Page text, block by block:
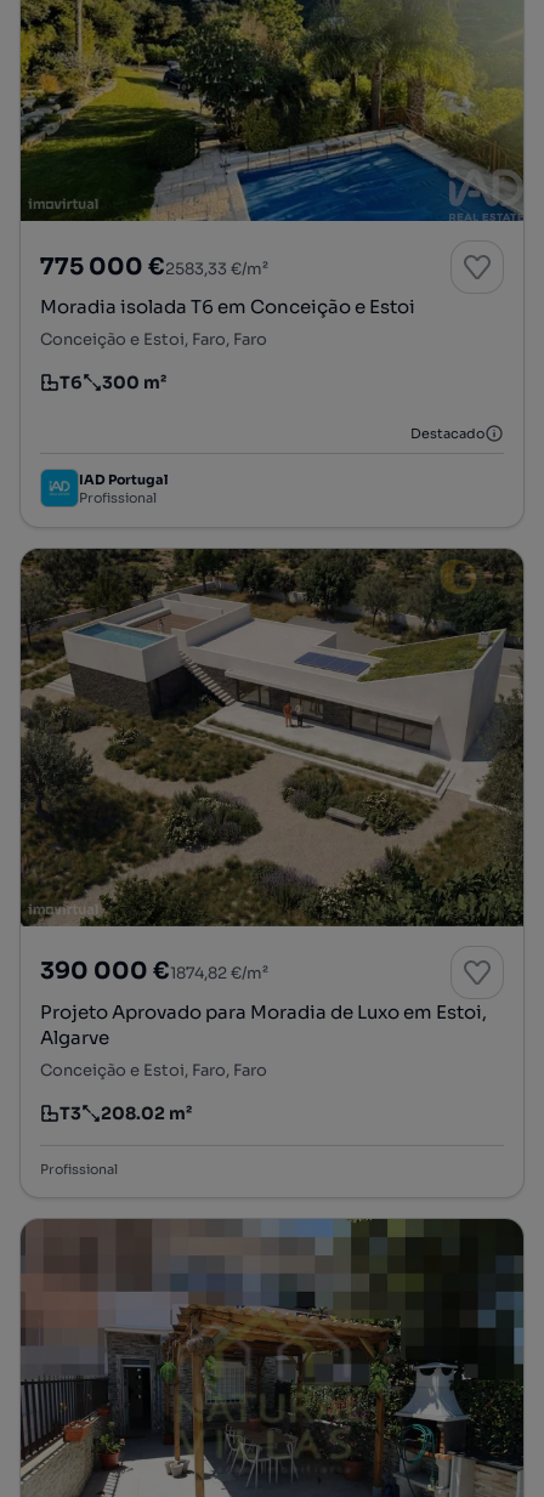
775 000 €2583,33 €/m²
Moradia isolada T6 em Conceição e Estoi
Conceição e Estoi, Faro, Faro
Tipologia
T6
Preço por metro quadrado
300 m²
Destacado
IAD Portugal
Profissional
390 000 €1874,82 €/m²
Projeto Aprovado para Moradia de Luxo em Estoi,
Algarve
Conceição e Estoi, Faro, Faro
Tipologia
T3
Preço por metro quadrado
208.02 m²
Profissional